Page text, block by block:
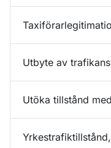
Utbyte av
Utöka tillstånd